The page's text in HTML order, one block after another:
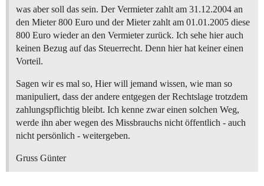
was aber soll das sein. Der Vermieter zahlt am 31.12.2004 an
den Mieter 800 Euro und der Mieter zahlt am 01.01.2005 diese
800 Euro wieder an den Vermieter zurück. Ich sehe hier auch
keinen Bezug auf das Steuerrecht. Denn hier hat keiner einen
Vorteil.
Sagen wir es mal so, Hier will jemand wissen, wie man so
manipuliert, dass der andere entgegen der Rechtslage trotzdem
zahlungspflichtig bleibt. Ich kenne zwar einen solchen Weg,
werde ihn aber wegen des Missbrauchs nicht öffentlich - auch
nicht persönlich - weitergeben.
Gruss Günter